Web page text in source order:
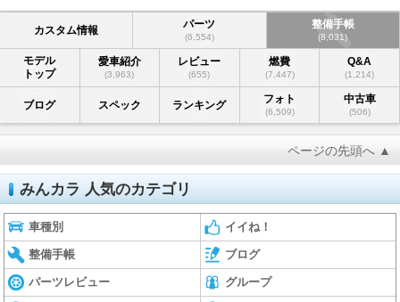
カスタム情報 パーツ
(6,554)
整備手帳
(8,031)
モデル
トップ
愛車紹介
(3,963)
レビュー
(655)
燃費
(7,447)
Q&A
(1,214)
ブログ スペック ランキング フォト
(6,509)
中古車
(506)
ページの先頭へ ▲
みんカラ 人気のカテゴリ
車種別 イイね！
整備手帳 ブログ
パーツレビュー グループ